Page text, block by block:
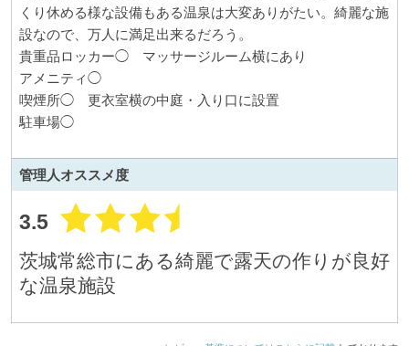
くり休める様な設備もある温泉は大変ありがたい。綺麗な施
設なので、万人に満足出来るだろう。
貴重品ロッカー◯ マッサージルーム横にあり
アメニティ◯
喫煙所◯ 更衣室横の中庭・入り口に設置
駐車場◯
管理人オススメ度
3.5
茨城常総市にある綺麗で露天の作りが良好
な温泉施設